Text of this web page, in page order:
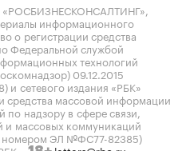
информационного
о регистрации средства
Федеральной службой
технологий
09.12.2015
сетевого издания «РБК»
средства массовой информации
надзору в сфере связи,
и массовых коммуникаций
номером ЭЛ №ФС77-82385)